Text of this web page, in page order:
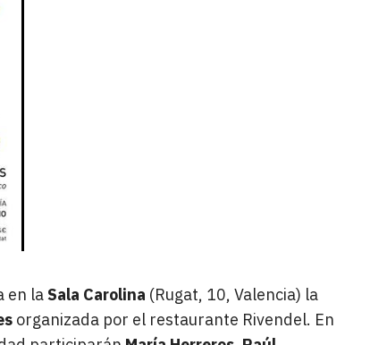
en laSala Carolina (Rugat, 10, Valencia) la
organizada por el restaurante Rivendel. En